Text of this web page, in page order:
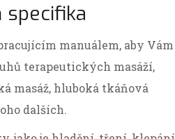
specifika
manuálem, aby Vám
terapeutických masáží,
masáž, hluboká tkáňová
dalších.